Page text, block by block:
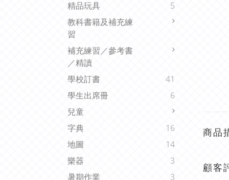
精品玩具
5
教科書籍及補充練
習
補充練習／參考書
／精讀
學校訂書
41
學生出席冊
6
兒童
字典
16
地圖
14
樂器
3
暑期作業
3
商品
顧客